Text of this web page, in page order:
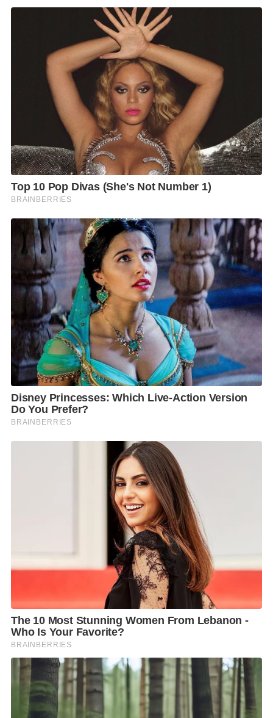
ทำงาน วันละ 9 ชั่วโมง รวม พัก 1 ชั่วโมง
ดูแลการจัดสินค้าตามบิลสั่งขาย
ประสานงานภายในแผนก
ประสานงานกับฝ่ายต่างๆ ภายในบริษัท
งานอื่นๆ ที่ได้รับมอบหมาย
คุณสมบัติผู้สมัคร :
เพศชาย อายุ 20- 30 ปี (ผ่านการเกณฑ์ทหารเรียบร้อย
วุฒิการศึกษาระดับ ม.6 ขึ้นไป
มีทักษะในการประสานงาน และมีมนุษยสัมพันธ์ดี มีสติ
และตั้งใจ
ทำงาน
หากพร้อมเริ่มงานจะได้รับการพิจารณาเป็นพิเศษ
ขับรถได้ มีใบขับขี่ จะได้รับพิจารณาเป็นพิเศษ
สวัสดิการ :
ประกันสังคม
เครื่องดื่มประจำวัน
ชุดฟอร์มพนักงาน
การฝึกอบรมด้านกาแฟ
ปรับเงินเดือนประจำปี
งานเลี้ยงสังสรรค์ประจำปี
กรุณาส่งรูปและCV หรือใบสมัครงานเพื่อนัดสัมภ
ที่sirada@pnfcoffee.comหรือ Inbox
ติดต่อสอบถามเพิ่มเติมที่ 08-6789-2699 (คุณศิรฎา)
e
b
o
o
e
t
t
e
C
o
p
y
i
k
Share
r
e